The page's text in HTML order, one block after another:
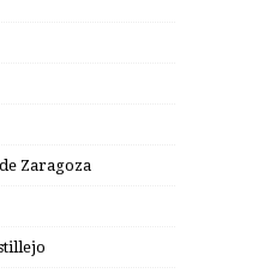
Zaragoza